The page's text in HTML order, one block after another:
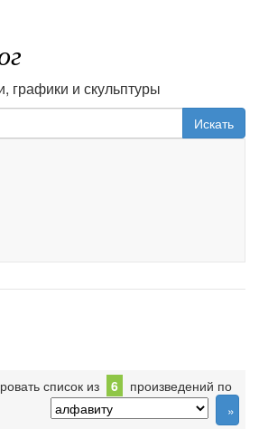
графики и скульптуры
Искать
список из 6 произведений по